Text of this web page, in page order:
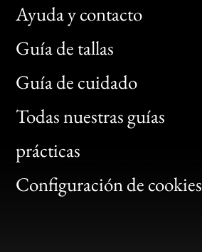
Ayuda y contacto
Guía de tallas
Guía de cuidado
Todas nuestras guías
prácticas
Configuración de cookies